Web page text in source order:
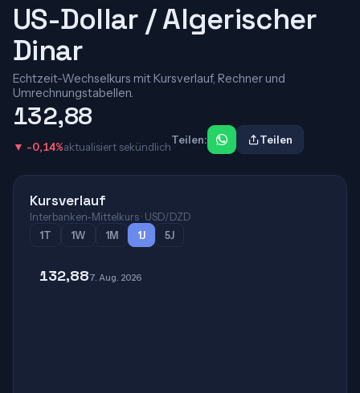
US-Dollar / Algerischer
Dinar
Echtzeit-Wechselkurs mit Kursverlauf, Rechner und
Umrechnungstabellen.
132,88
▼ -0,14%aktualisiert sekündlich
Teilen: Teilen
Kursverlauf
Interbanken-Mittelkurs · USD/DZD
1T
1W 1M 1J 5J
132,887. Aug. 2026